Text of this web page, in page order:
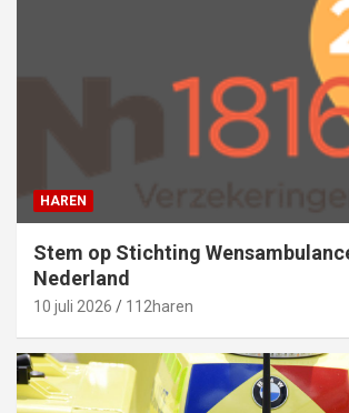
HAREN
Stem op Stichting
Nederland
10 juli 2026 112haren